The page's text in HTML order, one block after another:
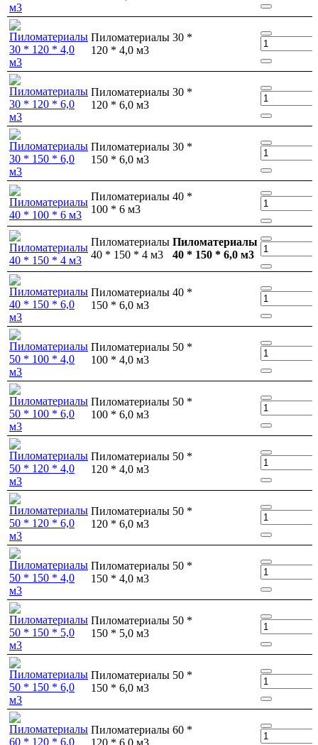
Пиломатериалы 30 *
120 * 4,0 м3
Пиломатериалы 30 *
120 * 6,0 м3
Пиломатериалы 30 *
150 * 6,0 м3
Пиломатериалы 40 *
100 * 6 м3
Пиломатериалы
40 * 150 * 4 м3
Пиломатериалы
40 * 150 * 6,0 м3
Пиломатериалы 40 *
150 * 6,0 м3
Пиломатериалы 50 *
100 * 4,0 м3
Пиломатериалы 50 *
100 * 6,0 м3
Пиломатериалы 50 *
120 * 4,0 м3
Пиломатериалы 50 *
120 * 6,0 м3
Пиломатериалы 50 *
150 * 4,0 м3
Пиломатериалы 50 *
150 * 5,0 м3
Пиломатериалы 50 *
150 * 6,0 м3
Пиломатериалы 60 *
120 * 6,0 м3